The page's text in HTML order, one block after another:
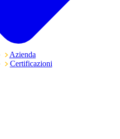
Azienda
Certificazioni